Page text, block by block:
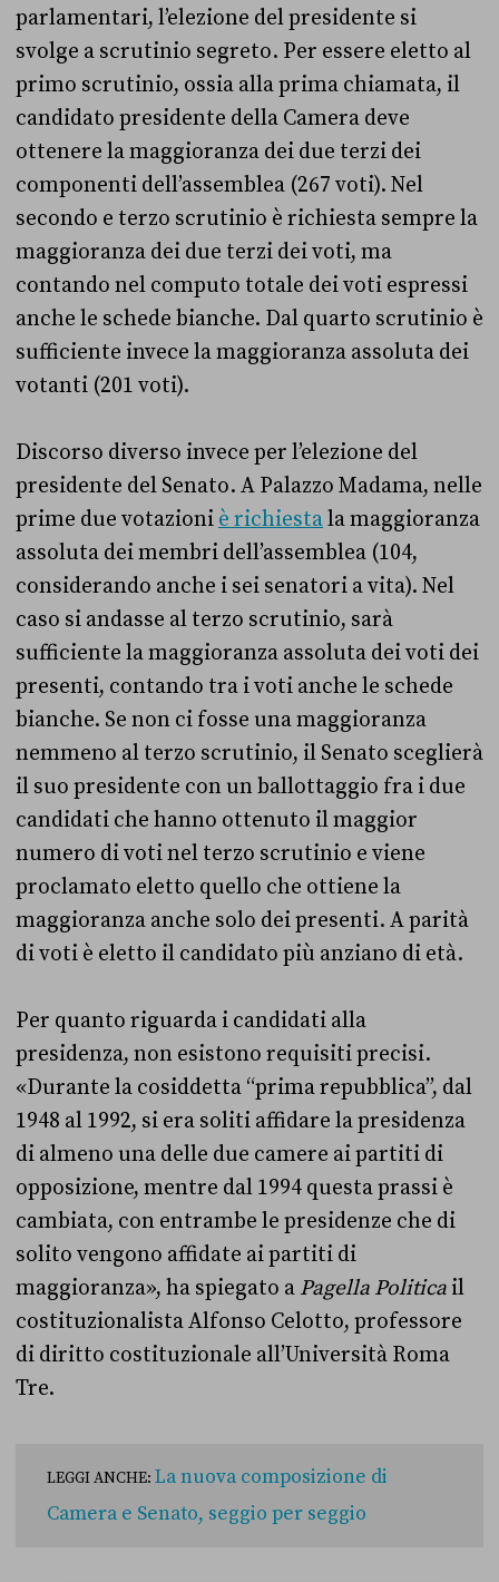
parlamentari, l’elezione del presidente si
svolge a scrutinio segreto. Per essere eletto al
primo scrutinio, ossia alla prima chiamata, il
candidato presidente della Camera deve
ottenere la maggioranza dei due terzi dei
componenti dell’assemblea (267 voti). Nel
secondo e terzo scrutinio è richiesta sempre la
maggioranza dei due terzi dei voti, ma
contando nel computo totale dei voti espressi
anche le schede bianche. Dal quarto scrutinio è
sufficiente invece la maggioranza assoluta dei
votanti (201 voti).
Discorso diverso invece per l’elezione del
presidente del Senato. A Palazzo Madama, nelle
prime due votazioni è richiestala maggioranza
assoluta dei membri dell’assemblea (104,
considerando anche i sei senatori a vita). Nel
caso si andasse al terzo scrutinio, sarà
sufficiente la maggioranza assoluta dei voti dei
presenti, contando tra i voti anche le schede
bianche. Se non ci fosse una maggioranza
nemmeno al terzo scrutinio, il Senato sceglierà
il suo presidente con un ballottaggio fra i due
candidati che hanno ottenuto il maggior
numero di voti nel terzo scrutinio e viene
proclamato eletto quello che ottiene la
maggioranza anche solo dei presenti. A parità
di voti è eletto il candidato più anziano di età.
Per quanto riguarda i candidati alla
presidenza, non esistono requisiti precisi.
«Durante la cosiddetta “prima repubblica”, dal
1948 al 1992, si era soliti affidare la presidenza
di almeno una delle due camere ai partiti di
opposizione, mentre dal 1994 questa prassi è
cambiata, con entrambe le presidenze che di
solito vengono affidate ai partiti di
maggioranza», ha spiegato a Pagella Politica il
costituzionalista Alfonso Celotto, professore
di diritto costituzionale all’Università Roma
Tre.
LEGGI ANCHE: La nuova composizione di
Camera e Senato, seggio per seggio